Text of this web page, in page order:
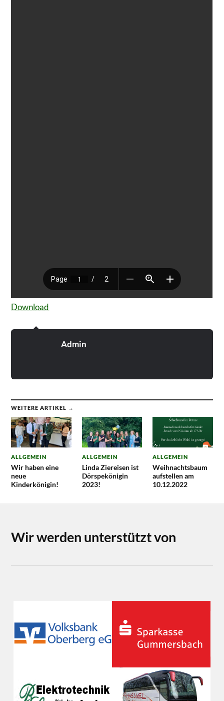
Download
Admin
WEITERE ARTIKEL →
ALLGEMEIN
Wir haben eine
neue
Kinderkönigin!
ALLGEMEIN
Linda Ziereisen ist
Dörspekönigin
2023!
ALLGEMEIN
Weihnachtsbaum
aufstellen am
10.12.2022
Wir werden unterstützt von